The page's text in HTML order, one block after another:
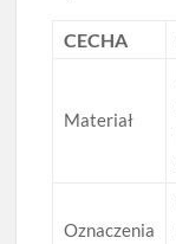
CECHA
Materiał
Oznaczenia